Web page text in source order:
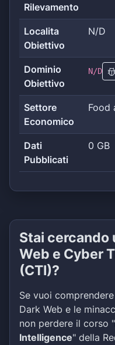
Rilevamento
Localita
Obiettivo
N/D
Dominio
Obiettivo
N/D
Settore
Economico
Food
Dati
Pubblicati
0 GB
Stai cercando
Web e Cyber
(CTI)?
Se vuoi
Dark Web e le
non perdere il corso "
Intelligence" della